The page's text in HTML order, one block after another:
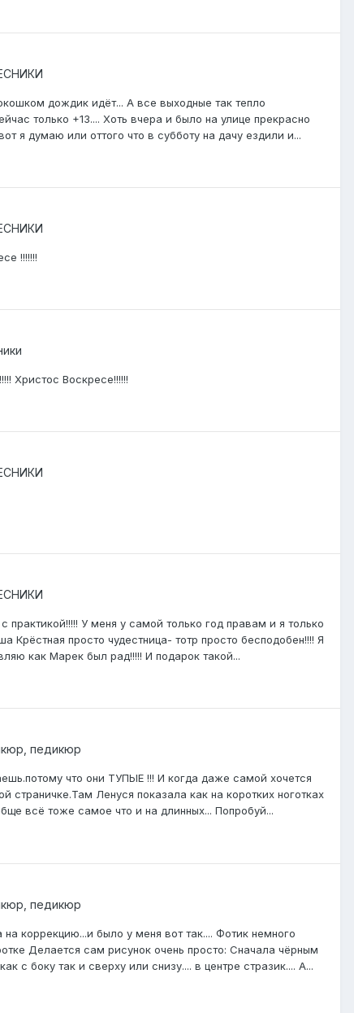
дождик идёт... А все выходные так тепло
только +13.... Хоть вчера и было на улице прекрасно
я думаю или оттого что в субботу на дачу ездили и...
!!!!!!!
Христос Воскресе!!!!!!
У меня у самой только год правам и я только
просто чудестница- тотр просто бесподобен!!!! Я
как Марек был рад!!!!! И подарок такой...
педикюр
что они ТУПЫЕ !!! И когда даже самой хочется
страничке.Там Ленуся показала как на коротких ноготках
всё тоже самое что и на длинных... Попробуй...
педикюр
коррекцию...и было у меня вот так.... Фотик немного
Делается сам рисунок очень просто: Сначала чёрным
с боку так и сверху или снизу.... в центре стразик.... А...